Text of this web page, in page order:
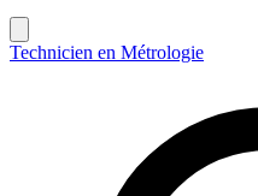
Technicien en Métrologie